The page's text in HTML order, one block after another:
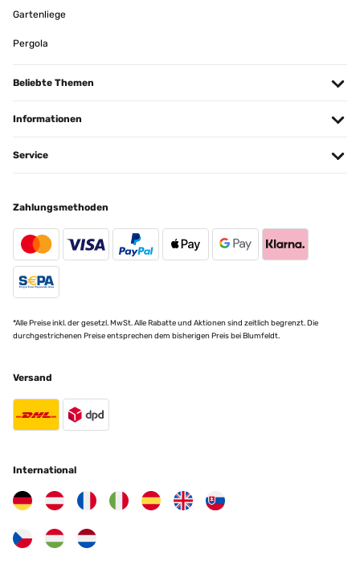
Gartenliege
Pergola
Beliebte Themen
Informationen
Service
Zahlungsmethoden
*Alle Preise inkl. der gesetzl. MwSt. Alle Rabatte und Aktionen sind zeitlich begrenzt. Die
durchgestrichenen Preise entsprechen dem bisherigen Preis bei Blumfeldt.
Versand
International